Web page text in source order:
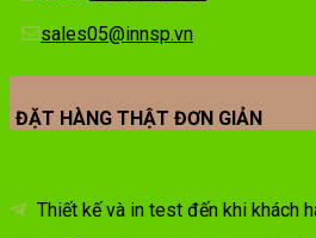
sales05@innsp.vn
ĐẶT HÀNG THẬT ĐƠN GIẢN
Thiết kế và in test đến khi khách